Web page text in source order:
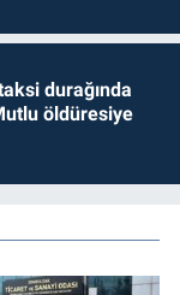
durağında
öldüresiye